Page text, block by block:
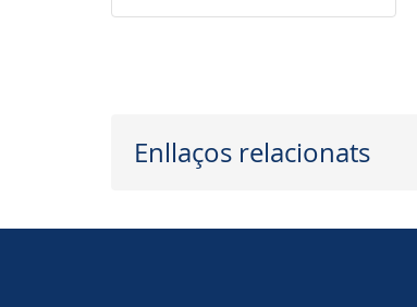
Enllaços relacionats